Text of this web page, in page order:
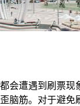
会遭遇到刷票
脑筋。对于避免